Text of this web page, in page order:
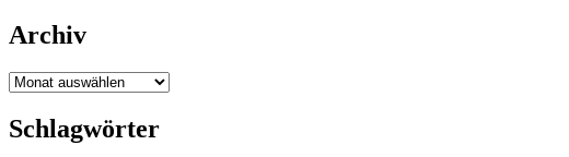
Archiv
Archiv
Schlagwörter